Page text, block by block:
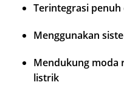
Terintegrasi penuh
Menggunakan
Mendukung moda
listrik